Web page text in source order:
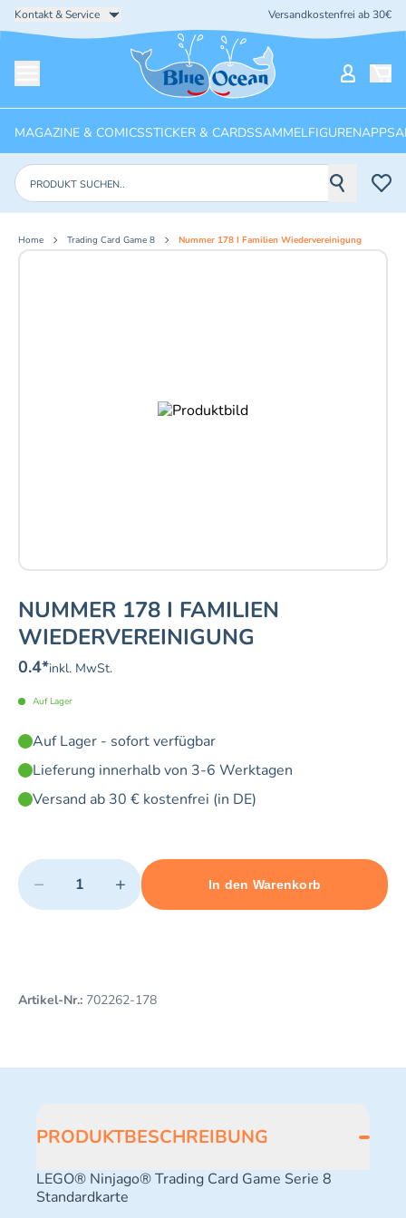
Kontakt & Service Versandkostenfrei ab 30€
Startseite
MAGAZINE & COMICSSTICKER & CARDSSAMMELFIGURENAPPS
Produkte suchen
Home Trading Card Game 8 Nummer 178 I Familien Wiedervereinigung
NUMMER 178 I FAMILIEN
WIEDERVEREINIGUNG
0.4*inkl. MwSt.
Auf Lager
Auf Lager - sofort verfügbar
Lieferung innerhalb von 3-6 Werktagen
Versand ab 30 € kostenfrei (in DE)
Quantity
− +
Minimum quantity: 1 Maximum quantity: 10
In den Warenkorb
Add 1 item to cart
Artikel-Nr.: 702262-178
PRODUKTBESCHREIBUNG
LEGO® Ninjago® Trading Card Game Serie 8
Standardkarte